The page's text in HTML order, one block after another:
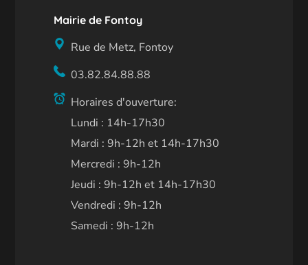
Mairie de Fontoy
Rue de Metz, Fontoy
03.82.84.88.88
Horaires d'ouverture:
Lundi : 14h-17h30
Mardi : 9h-12h et 14h-17h30
Mercredi : 9h-12h
Jeudi : 9h-12h et 14h-17h30
Vendredi : 9h-12h
Samedi : 9h-12h